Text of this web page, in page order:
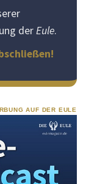
derEule.
AUF DER EULE